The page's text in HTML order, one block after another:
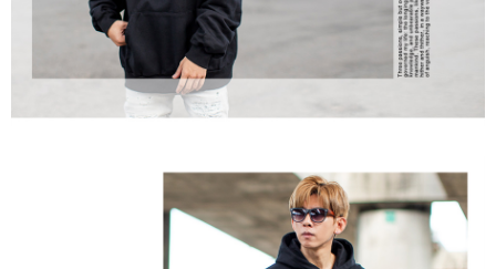
【注意事項】
１．透過由恩沛科技股份有限公司提供之「AFTEE先享後付」服務完成之交
易，需依本服務之必要範圍內提供個人資料，並將交易相關給付款項請求債
權轉讓予恩沛科技股份有限公司。
２．關於個人資料處理事宜，請瀏覽以下網址：
「AFTEE先享後付」，若未經同意申辦者引起之損失，本公司不負相關責
４．使用「AFTEE先享後付」時，將依據個別帳號之用戶狀況，依本公司即
時審查核予不同之上限額度；若仍有額度不足之情形，本公司將視審查結果
請求用戶進行身份認證。
每筆NT$120，滿NT$3,000(含以上)免運費